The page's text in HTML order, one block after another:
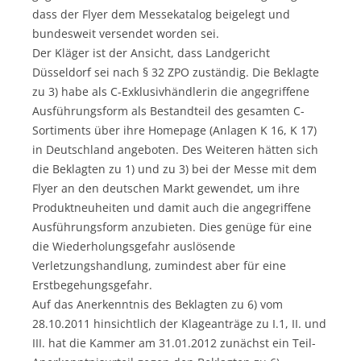
dass der Flyer dem Messekatalog beigelegt und
bundesweit versendet worden sei.
Der Kläger ist der Ansicht, dass Landgericht
Düsseldorf sei nach § 32 ZPO zuständig. Die Beklagte
zu 3) habe als C-Exklusivhändlerin die angegriffene
Ausführungsform als Bestandteil des gesamten C-
Sortiments über ihre Homepage (Anlagen K 16, K 17)
in Deutschland angeboten. Des Weiteren hätten sich
die Beklagten zu 1) und zu 3) bei der Messe mit dem
Flyer an den deutschen Markt gewendet, um ihre
Produktneuheiten und damit auch die angegriffene
Ausführungsform anzubieten. Dies genüge für eine
die Wiederholungsgefahr auslösende
Verletzungshandlung, zumindest aber für eine
Erstbegehungsgefahr.
Auf das Anerkenntnis des Beklagten zu 6) vom
28.10.2011 hinsichtlich der Klageanträge zu I.1, II. und
III. hat die Kammer am 31.01.2012 zunächst ein Teil-